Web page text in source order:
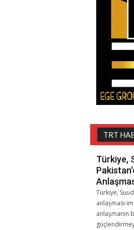
TRT
Türkiye,
Türkiye,
anlaşması
anlaşmanın